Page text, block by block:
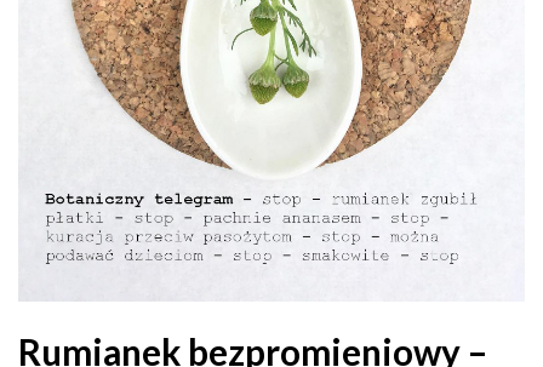
Rumianek bezpromieniowy –